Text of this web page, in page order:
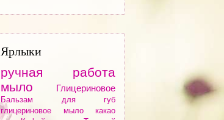
Ярлыки
ручная работа
мыло
Глицериновое
Бальзам для губ
глицериновое мыло какао